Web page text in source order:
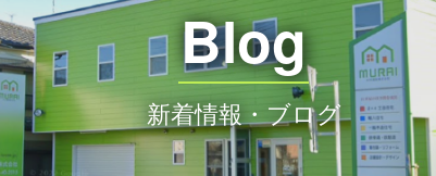
Blog
新着情報・ブログ